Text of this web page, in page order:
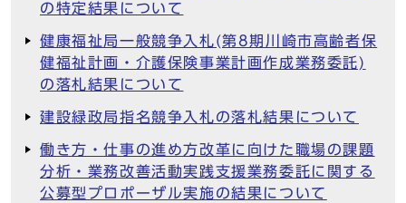
の特定結果について
健康福祉局一般競争入札(第8期川崎市高齢者保
健福祉計画・介護保険事業計画作成業務委託)
の落札結果について
建設緑政局指名競争入札の落札結果について
働き方・仕事の進め方改革に向けた職場の課題
分析・業務改善活動実践支援業務委託に関する
公募型プロポーザル実施の結果について